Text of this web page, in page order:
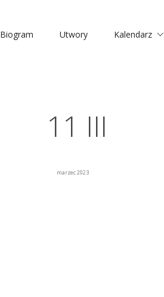
Biogram Utwory Kalendarz
11 III
marzec 2023